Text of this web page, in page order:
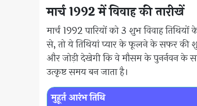
मार्च 1992 में विवाह की तारीखें
मार्च 1992 पारियों को 3 शुभ विवाह
से, तो ये तिथियां प्यार के फूलने के सफर की
और जोड़ी देखेगी कि वे मौसम के पुनर्नवन के
उत्कृष्ट समय बन जाता है।
मुहूर्त आरंभ तिथि